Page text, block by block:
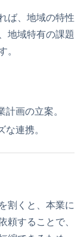
ば、地域の特性
地域特有の課題
。
画の立案。
連携。
割くと、本業に
頼することで、